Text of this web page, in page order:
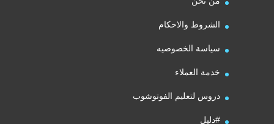
الشروط والاحكام
سياسة الخصوصيه
خدمة العملاء
دروس لتعليم الفوتوشوب
#دليل